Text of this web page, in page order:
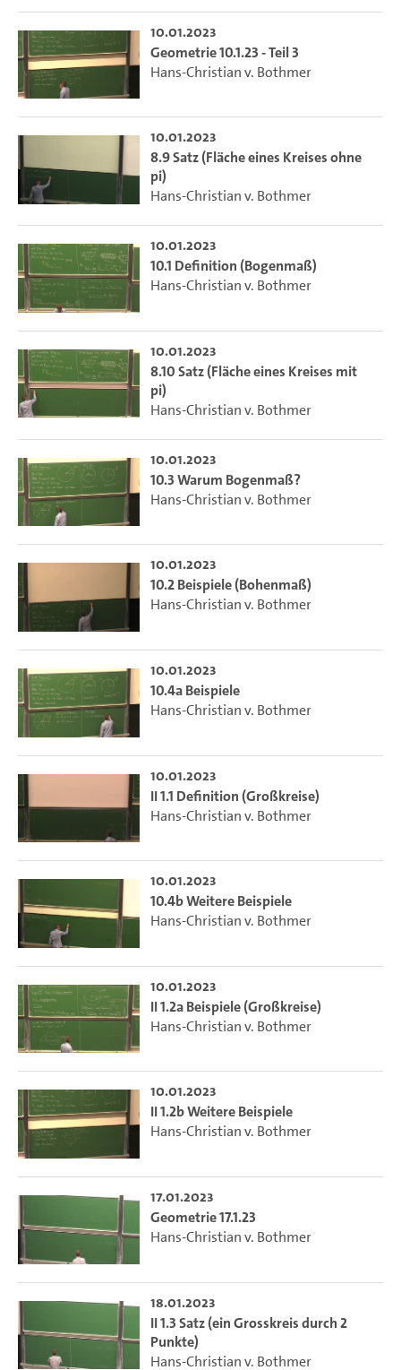
10.01.2023
Geometrie 10.1.23 - Teil 3
Hans-Christian v. Bothmer
10.01.2023
8.9 Satz (Fläche eines Kreises ohne
pi)
Hans-Christian v. Bothmer
10.01.2023
10.1 Definition (Bogenmaß)
Hans-Christian v. Bothmer
10.01.2023
8.10 Satz (Fläche eines Kreises mit
pi)
Hans-Christian v. Bothmer
10.01.2023
10.3 Warum Bogenmaß?
Hans-Christian v. Bothmer
10.01.2023
10.2 Beispiele (Bohenmaß)
Hans-Christian v. Bothmer
10.01.2023
10.4a Beispiele
Hans-Christian v. Bothmer
10.01.2023
II 1.1 Definition (Großkreise)
Hans-Christian v. Bothmer
10.01.2023
10.4b Weitere Beispiele
Hans-Christian v. Bothmer
10.01.2023
II 1.2a Beispiele (Großkreise)
Hans-Christian v. Bothmer
10.01.2023
II 1.2b Weitere Beispiele
Hans-Christian v. Bothmer
17.01.2023
Geometrie 17.1.23
Hans-Christian v. Bothmer
18.01.2023
II 1.3 Satz (ein Grosskreis durch 2
Punkte)
Hans-Christian v. Bothmer